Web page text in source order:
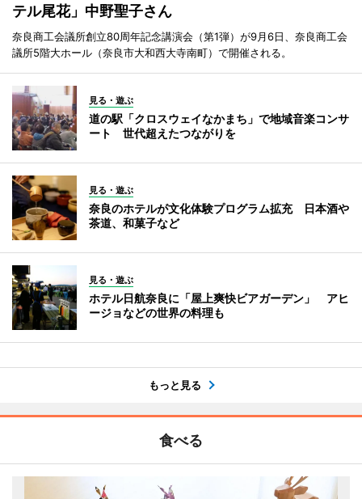
テル尾花」中野聖子さん
奈良商工会議所創立80周年記念講演会（第1弾）が9月6日、奈良商工会
議所5階大ホール（奈良市大和西大寺南町）で開催される。
見る・遊ぶ
道の駅「クロスウェイなかまち」で地域音楽コンサ
ート 世代超えたつながりを
見る・遊ぶ
奈良のホテルが文化体験プログラム拡充 日本酒や
茶道、和菓子など
見る・遊ぶ
ホテル日航奈良に「屋上爽快ビアガーデン」 アヒ
ージョなどの世界の料理も
もっと見る
食べる